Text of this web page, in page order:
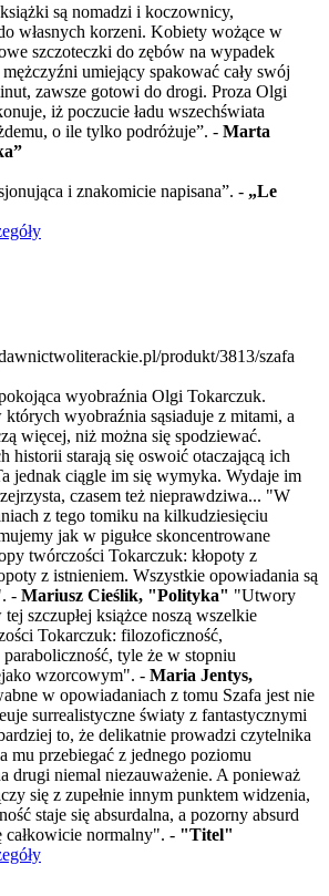
są nomadzi i koczownicy,
własnych korzeni. Kobiety wożące w
szczoteczki do zębów na wypadek
umiejący spakować cały swój
zawsze gotowi do drogi. Proza Olgi
iż poczucie ładu wszechświata
o ile tylko podróżuje”. - Marta
i znakomicie napisana”. - „Le
produkt/3813/szafa
wyobraźnia Olgi Tokarczuk.
wyobraźnia sąsiaduje z mitami, a
więcej, niż można się spodziewać.
historii starają się oswoić otaczającą ich
jednak ciągle im się wymyka. Wydaje im
czasem też nieprawdziwa... "W
z tego tomiku na kilkudziesięciu
jak w pigułce skoncentrowane
twórczości Tokarczuk: kłopoty z
z istnieniem. Wszystkie opowiadania są
- Mariusz Cieślik, "Polityka" "Utwory
szczupłej książce noszą wszelkie
Tokarczuk: filozoficzność,
tyle że w stopniu
wzorcowym". - Maria Jentys,
w opowiadaniach z tomu Szafa jest nie
surrealistyczne światy z fantastycznymi
to, że delikatnie prowadzi czytelnika
mu przebiegać z jednego poziomu
drugi niemal niezauważenie. A ponieważ
się z zupełnie innym punktem widzenia,
staje się absurdalna, a pozorny absurd
całkowicie normalny". - "Titel"